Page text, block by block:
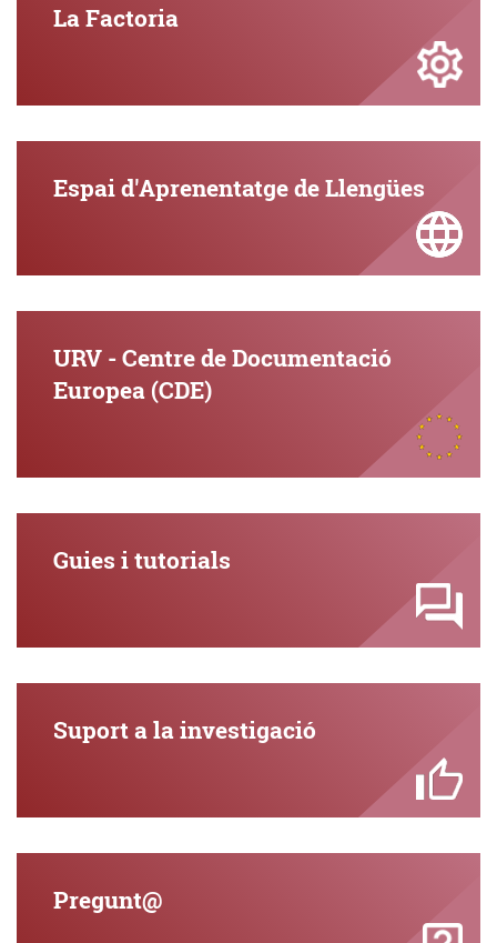
La Factoria
Espai d'Aprenentatge de Llengües
URV - Centre de Documentació
Europea (CDE)
Guies i tutorials
Suport a la investigació
Pregunt@